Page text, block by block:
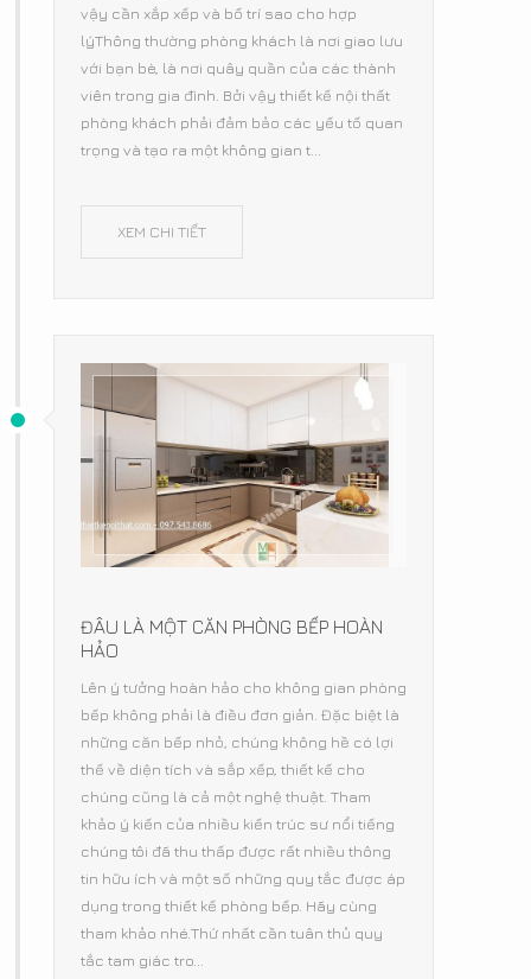
vậy cần xắp xếp và bố trí sao cho hợp
lýThông thường phòng khách là nơi giao lưu
với bạn bè, là nơi quây quần của các thành
viên trong gia đình. Bởi vậy thiết kế nội thất
phòng khách phải đảm bảo các yếu tố quan
trọng và tạo ra một không gian t...
XEM CHI TIẾT
ĐÂU LÀ MỘT CĂN PHÒNG BẾP HOÀN
HẢO
Lên ý tưởng hoàn hảo cho không gian phòng
bếp không phải là điều đơn giản. Đặc biệt là
những căn bếp nhỏ, chúng không hề có lợi
thế về diện tích và sắp xếp, thiết kế cho
chúng cũng là cả một nghệ thuật. Tham
khảo ý kiến của nhiều kiến trúc sư nổi tiếng
chúng tôi đã thu thấp được rất nhiều thông
tin hữu ích và một số những quy tắc được áp
dụng trong thiết kế phòng bếp. Hãy cùng
tham khảo nhé.Thứ nhất cần tuân thủ quy
tắc tam giác tro...